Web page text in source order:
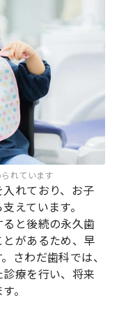
れています
れており、お子
えています。
と後続の永久歯
があるため、早
さわだ歯科では、
療を行い、将来
。